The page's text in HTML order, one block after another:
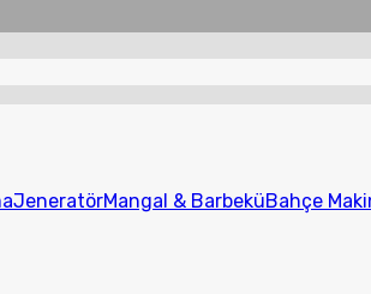
JeneratörMangal & BarbeküBahçe